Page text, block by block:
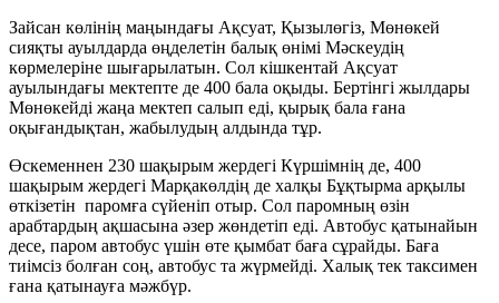
Зайсан көлінің маңындағы Ақсуат, Қызылөгіз, Мөнөкей
сияқты ауылдарда өңделетін балық өнімі Мәскеудің
көрмелеріне шығарылатын. Сол кішкентай Ақсуат
ауылындағы мектепте де 400 бала оқыды. Бертінгі жылдары
Мөнөкейді жаңа мектеп салып еді, қырық бала ғана
оқығандықтан, жабылудың алдында тұр.
Өскеменнен 230 шақырым жердегі Күршімнің де, 400
шақырым жердегі Марқакөлдің де халқы Бұқтырма арқылы
өткізетін паромға сүйеніп отыр. Сол паромның өзін
арабтардың ақшасына әзер жөндетіп еді. Автобус қатынайын
десе, паром автобус үшін өте қымбат баға сұрайды. Баға
тиімсіз болған соң, автобус та жүрмейді. Халық тек таксимен
ғана қатынауға мәжбүр.